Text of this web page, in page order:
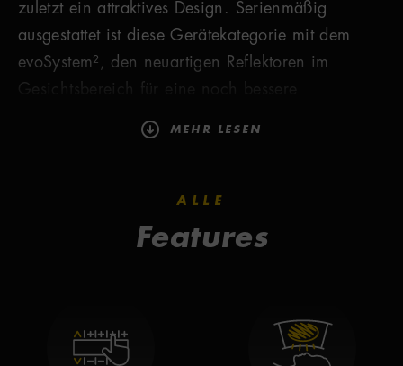
zuletzt ein attraktives Design. Serienmäßig
ausgestattet ist diese Gerätekategorie mit dem
evoSystem², den neuartigen Reflektoren im
Gesichtsbereich für eine noch bessere
Leistungsverteilung sowie mit zwei extraSunlight-
Röhren. Die Pigmentröhren erzielen im
und hautschonende Besonnungsergebnisse und
versorgen den Körper ausreichend mit dem
lebensnotwendigen Vitamin D. Elektronische
und kostensenkend!
MEHR LESEN
ALLE
Features